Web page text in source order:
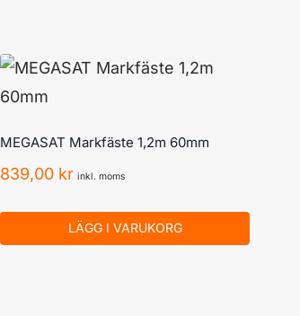
MEGASAT Markfäste 1,2m 60mm
839,00 kr inkl. moms
LÄGG I VARUKORG